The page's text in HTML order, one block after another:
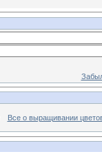
Все о выращивании